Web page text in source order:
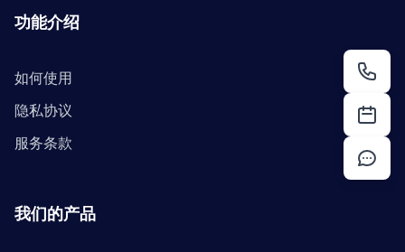
功能介绍
如何使用
隐私协议
服务条款
我们的产品